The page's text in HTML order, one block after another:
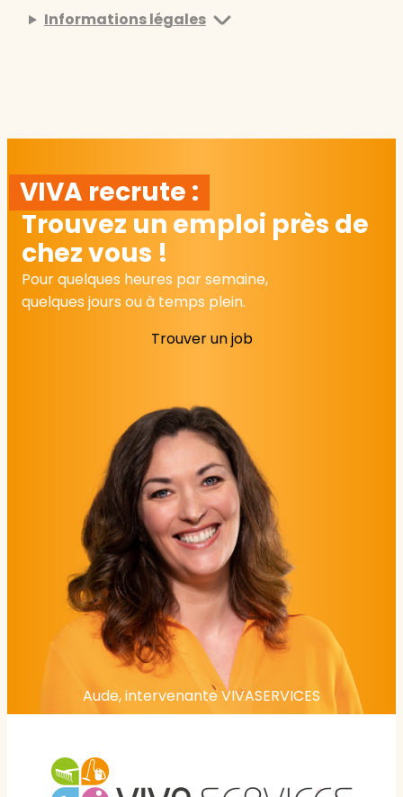
Informations légales
VIVA recrute :
Trouvez un emploi près de
chez vous !
Pour quelques heures par semaine,
quelques jours ou à temps plein.
Trouver un job
Aude, intervenante VIVASERVICES